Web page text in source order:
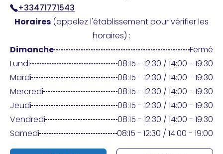
Connexion
Praticien ?
+33471771543
Horaires (appelez l'établissement pour vérifier les
horaires) :
Dimanche
Fermé
Lundi
08:15 - 12:30 / 14:00 - 19:30
Mardi
08:15 - 12:30 / 14:00 - 19:30
Mercredi
08:15 - 12:30 / 14:00 - 19:30
Jeudi
08:15 - 12:30 / 14:00 - 19:30
Vendredi
08:15 - 12:30 / 14:00 - 19:30
Samedi
08:15 - 12:30 / 14:00 - 19:00